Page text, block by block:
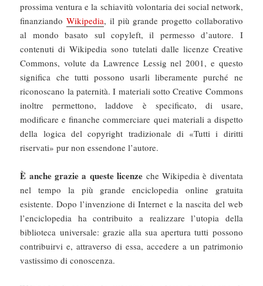
prossima ventura e la schiavitù volontaria dei social network,
finanziandoWikipedia, il più grande progetto collaborativo
al mondo basato sul copyleft, il permesso d’autore. I
contenuti di Wikipedia sono tutelati dalle licenze Creative
Commons, volute da Lawrence Lessig nel 2001, e questo
significa che tutti possono usarli liberamente purché ne
riconoscano la paternità. I materiali sotto Creative Commons
inoltre permettono, laddove è specificato, di usare,
modificare e finanche commerciare quei materiali a dispetto
della logica del copyright tradizionale di «Tutti i diritti
riservati» pur non essendone l’autore.
È anche grazie a queste licenze che Wikipedia è diventata
nel tempo la più grande enciclopedia online gratuita
esistente. Dopo l’invenzione di Internet e la nascita del web
l’enciclopedia ha contribuito a realizzare l’utopia della
biblioteca universale: grazie alla sua apertura tutti possono
contribuirvi e, attraverso di essa, accedere a un patrimonio
vastissimo di conoscenza.